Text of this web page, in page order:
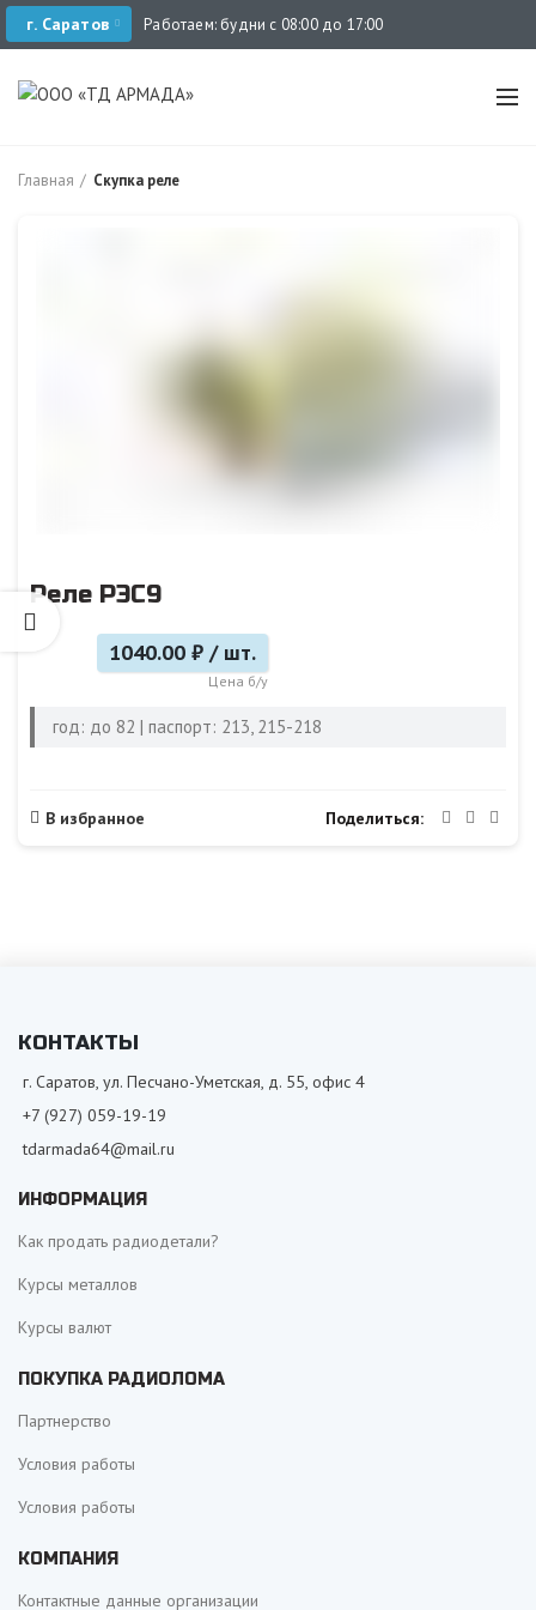
г. Саратов Работаем: будни с 08:00 до 17:00
Главная Скупка реле
Реле РЭС9
1040.00 ₽ / шт.
Цена б/у
год: до 82 | паспорт: 213, 215-218
В избранное Поделиться
КОНТАКТЫ
г. Саратов, ул. Песчано-Уметская, д. 55, офис 4
+7 (927) 059-19-19
tdarmada64@mail.ru
ИНФОРМАЦИЯ
Как продать радиодетали?
Курсы металлов
Курсы валют
ПОКУПКА РАДИОЛОМА
Партнерство
Условия работы
Условия работы
КОМПАНИЯ
Контактные данные организации